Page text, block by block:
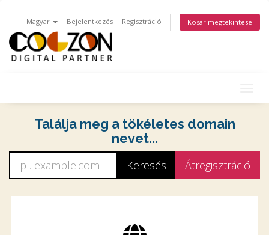
Magyar Bejelentkezés Regisztráció Kosár megtekintése
Találja meg a tökéletes domain
nevet...